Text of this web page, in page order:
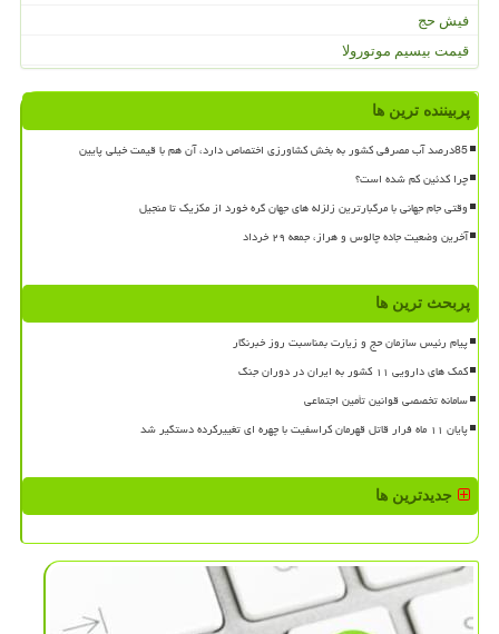
فیش حج
قیمت بیسیم موتورولا
پربیننده ترین ها
85درصد آب مصرفی کشور به بخش کشاورزی اختصاص دارد، آن هم با قیمت خیلی پایین
چرا کدئین کم شده است؟
وقتی جام جهانی با مرگبارترین زلزله های جهان گره خورد از مکزیک تا منجیل
آخرین وضعیت جاده چالوس و هراز، جمعه ۲۹ خرداد
پربحث ترین ها
پیام رئیس سازمان حج و زیارت بمناسبت روز خبرنگار
کمک های دارویی ۱۱ کشور به ایران در دوران جنگ
سامانه تخصصی قوانین تأمین اجتماعی
پایان ۱۱ ماه فرار قاتل قهرمان کراسفیت با چهره ای تغییرکرده دستگیر شد
جدیدترین ها